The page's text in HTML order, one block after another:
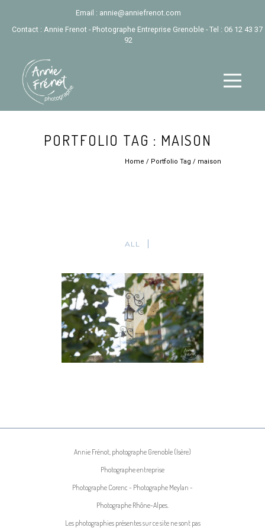
Email : annie@anniefrenot.com
Contact : Annie Frenot - Photographe Entreprise Grenoble - Tel : 06 12 43 37
92
PORTFOLIO TAG : MAISON
Home / Portfolio Tag / maison
ALL
MAISON DE CAMPAGNE
IMMOBILIER
Annie Frénot, photographe Grenoble (Isère)
Photographe entreprise
Photographe Corenc - Photographe Meylan -
Photographe Rhône-Alpes.
Les photographies présentes sur ce site ne sont pas